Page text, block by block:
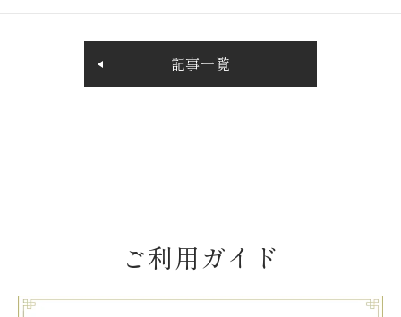
記事一覧
ご利用ガイド